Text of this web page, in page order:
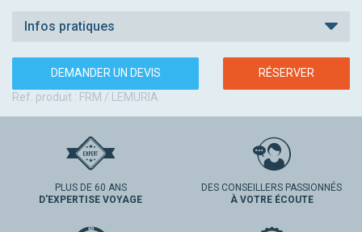
Infos pratiques
DEMANDER UN DEVIS
RÉSERVER
Ref. produit : FRM / LEMURIA
PLUS DE 60 ANS
D'EXPERTISE VOYAGE
DES CONSEILLERS PASSIONNÉS
À VOTRE ÉCOUTE